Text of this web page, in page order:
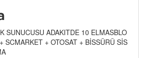
SUNUCUSU ADAKITDE 10 ELMASBLO
SCMARKET + OTOSAT + BİSSÜRÜ SİS